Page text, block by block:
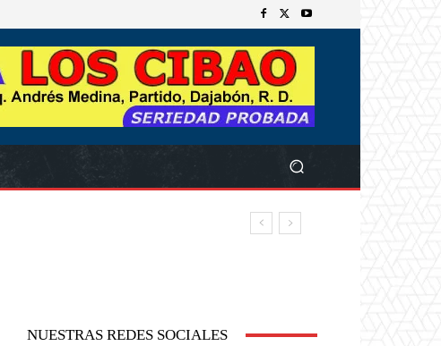
NUESTRAS REDES SOCIALES